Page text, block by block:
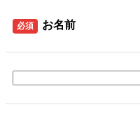
必須 お名前